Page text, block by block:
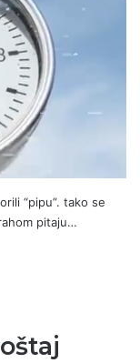
“pipu”. tako se
pitaju…